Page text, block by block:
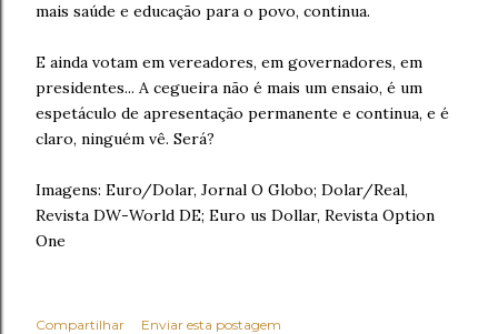
mais saúde e educação para o povo, continua.
E ainda votam em vereadores, em governadores, em
presidentes... A cegueira não é mais um ensaio, é um
espetáculo de apresentação permanente e continua, e é
claro, ninguém vê. Será?
Imagens: Euro/Dolar, Jornal O Globo; Dolar/Real,
Revista DW-World DE; Euro us Dollar, Revista Option
One
Compartilhar
Enviar esta postagem